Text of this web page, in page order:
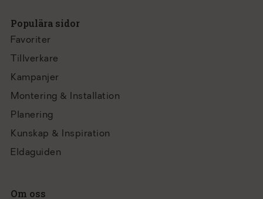
Populära sidor
Favoriter
Tillverkare
Kampanjer
Montering & Installation
Planering
Kunskap & Inspiration
Eldaguiden
Om oss